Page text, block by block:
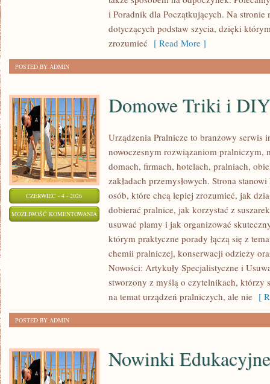
i Poradnik dla Początkujących. Na stronie
dotyczących podstaw szycia, dzięki
zrozumieć [ Read More ]
POSTED BY ADMIN
CZERWIEC - 4 - 2026
MOŻLIWOŚĆ KOMENTOWANIA DOMOWE
TRIKI
Domowe Triki i DIY
Urządzenia Pralnicze to branżowy serwis
nowoczesnym rozwiązaniom
domach, firmach, hotelach, pralniach,
zakładach przemysłowych. Strona
osób, które chcą lepiej zrozumieć, jak
dobierać pralnice, jak korzystać z
usuwać plamy i jak organizować
którym praktyczne porady łączą się z
chemii pralniczej, konserwacji odzieży
Nowości: Artykuły Specjalistyczne i
stworzony z myślą o czytelnikach, którzy
na temat urządzeń pralniczych, ale nie [
POSTED BY ADMIN
Nowinki Edukacyjne